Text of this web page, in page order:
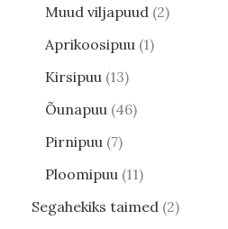
Muud viljapuud 2
Aprikoosipuu 1
Kirsipuu 13
Õunapuu 46
Pirnipuu 7
Ploomipuu 11
Segahekiks taimed 2